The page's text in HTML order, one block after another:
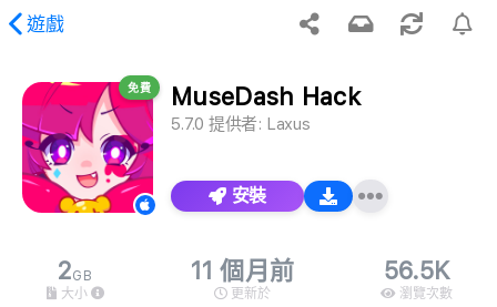
遊戲
請求的內容。
免費 MuseDash Hack
5.7.0 提供者: Laxus
安裝
2GB
大小
11 個月前
更新於
56.5K
瀏覽次數